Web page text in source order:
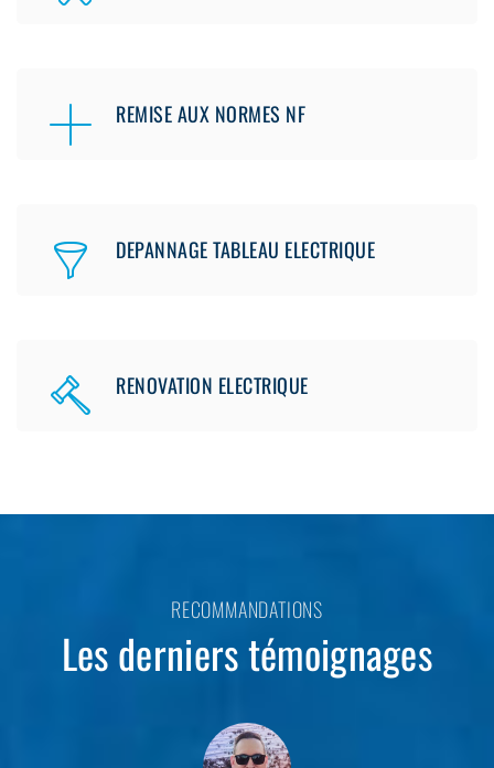
REMISE AUX NORMES NF
DEPANNAGE TABLEAU ELECTRIQUE
RENOVATION ELECTRIQUE
RECOMMANDATIONS
Les derniers témoignages